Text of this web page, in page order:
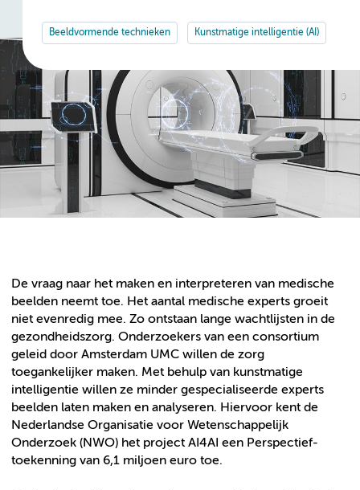
Beeldvormende technieken Kunstmatige intelligentie (AI)
De vraag naar het maken en interpreteren van medische
beelden neemt toe. Het aantal medische experts groeit
niet evenredig mee. Zo ontstaan lange wachtlijsten in de
gezondheidszorg. Onderzoekers van een consortium
geleid door Amsterdam UMC willen de zorg
toegankelijker maken. Met behulp van kunstmatige
intelligentie willen ze minder gespecialiseerde experts
beelden laten maken en analyseren. Hiervoor kent de
Nederlandse Organisatie voor Wetenschappelijk
Onderzoek (NWO) het project AI4AI een Perspectief-
toekenning van 6,1 miljoen euro toe.